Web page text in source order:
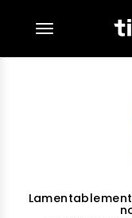
desplegar